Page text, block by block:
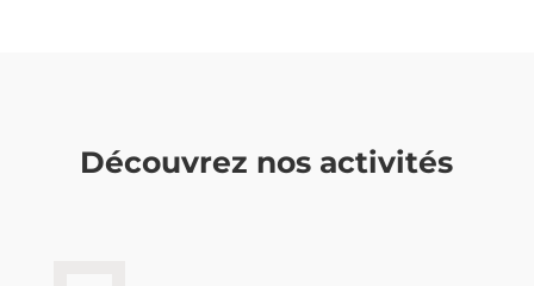
Découvrez nos activités